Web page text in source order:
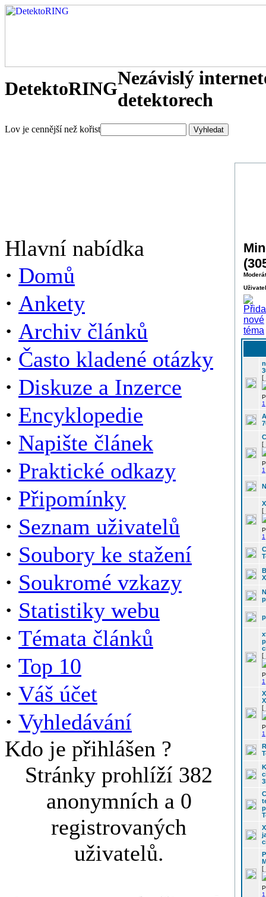
DetektoRINGNezávislý
detektorech
Lov je cennější než kořist
Hlavní nabídka
· Domů
· Ankety
· Archiv článků
· Často kladené otázky
· Diskuze a Inzerce
· Encyklopedie
· Napište článek
· Praktické odkazy
· Připomínky
· Seznam uživatelů
· Soubory ke stažení
· Soukromé vzkazy
· Statistiky webu
· Témata článků
· Top 10
· Váš účet
· Vyhledávání
Kdo je přihlášen ?
Stránky prohlíží 382
anonymních a 0
registrovaných
uživatelů.
[
1
[
1
[
1
[
1
[
1
[
1